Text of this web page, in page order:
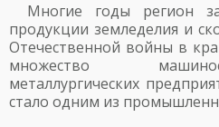
Многие годы регион
продукции земледелия и
Отечественной войны в
множество
металлургических
стало одним из